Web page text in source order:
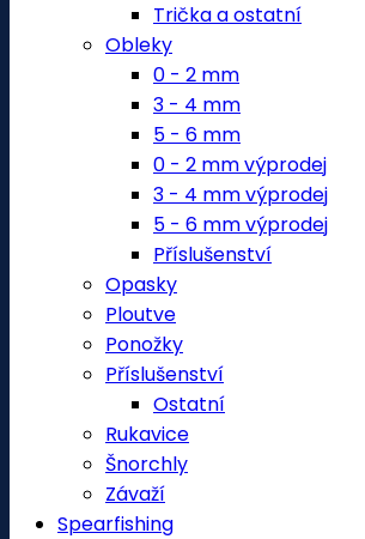
Trička a ostatní
Obleky
0 - 2 mm
3 - 4 mm
5 - 6 mm
0 - 2 mm výprodej
3 - 4 mm výprodej
5 - 6 mm výprodej
Příslušenství
Opasky
Ploutve
Ponožky
Příslušenství
Ostatní
Rukavice
Šnorchly
Závaží
Spearfishing